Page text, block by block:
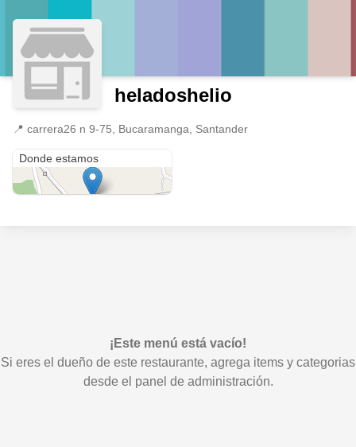
heladoshelio
📍 carrera26 n 9-75, Bucaramanga, Santander
Donde estamos
¡Este menú está vacío!
Si eres el dueño de este restaurante, agrega items y categorias
desde el panel de administración.